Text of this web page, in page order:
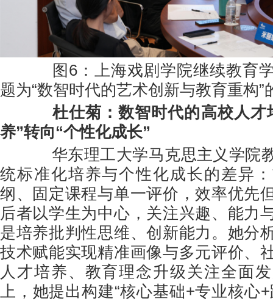
图6：上海戏剧学院继续教育学
题为“数智时代的艺术创新与教育重构”
杜仕菊：数智时代的高校人才
养”转向“个性化成长”
华东理工大学马克思主义学院
统标准化培养与个性化成长的差异
纲、固定课程与单一评价，效率优先
后者以学生为中心，关注兴趣、能力
是培养批判性思维、创新能力。她分
技术赋能实现精准画像与多元评价、
人才培养、教育理念升级关注全面
上，她提出构建“核心基础+专业核心